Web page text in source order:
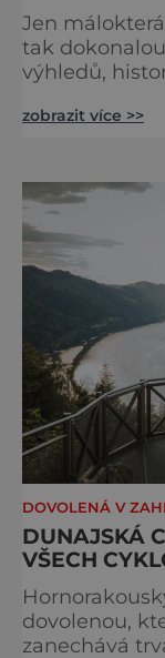
Jen
tak
výhledů,
Brentských
považován za
vysokohorských
samotná
zobrazit více >>
DOVOLENÁ V
DUNAJSKÁ
VŠECH
dovolenou,
zanechává